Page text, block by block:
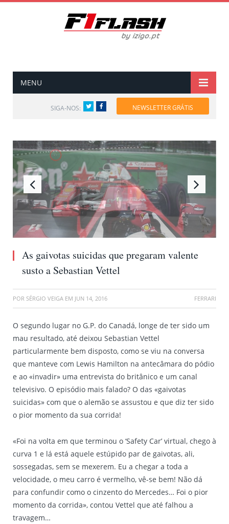
MENU
SIGA-NOS: TwitterFacebook NEWSLETTER GRÁTIS
As gaivotas suicidas que pregaram valente
susto a Sebastian Vettel
POR SÉRGIO VEIGA EM JUN 14, 2016 FERRARI
O segundo lugar no G.P. do Canadá, longe de ter sido um
mau resultado, até deixou Sebastian Vettel
particularmente bem disposto, como se viu na conversa
que manteve com Lewis Hamilton na antecâmara do pódio
e ao «invadir» uma entrevista do britânico e um canal
televisivo. O episódio mais falado? O das «gaivotas
suicidas» com que o alemão se assustou e que diz ter sido
o pior momento da sua corrida!
«Foi na volta em que terminou o ‘Safety Car’ virtual, chego à
curva 1 e lá está aquele estúpido par de gaivotas, ali,
sossegadas, sem se mexerem. Eu a chegar a toda a
velocidade, o meu carro é vermelho, vê-se bem! Não dá
para confundir como o cinzento do Mercedes… Foi o pior
momento da corrida», contou Vettel que até falhou a
travagem…